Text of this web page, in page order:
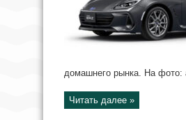
домашнего рынка. На фото:
Читать далее »